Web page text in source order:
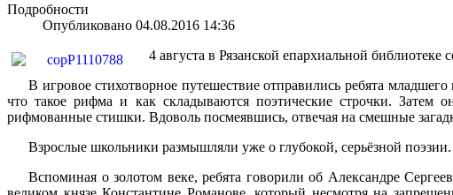
Подробности
Опубликовано 04.08.2016 14:36
4 августа в Рязанской епархиальной
В игровое стихотворное путешествие отправились ребята
что такое рифма и как складываются поэтические строчки.
рифмованные стишки. Вдоволь посмеявшись, отвечая на смешные
Взрослые школьники размышляли уже о глубокой, серьёзной поэзии.
Вспоминая о золотом веке, ребята говорили об Александре